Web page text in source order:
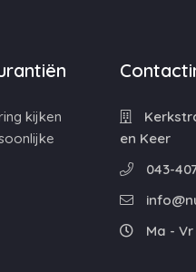
kijken
en Keer
043-
Ma - Vr